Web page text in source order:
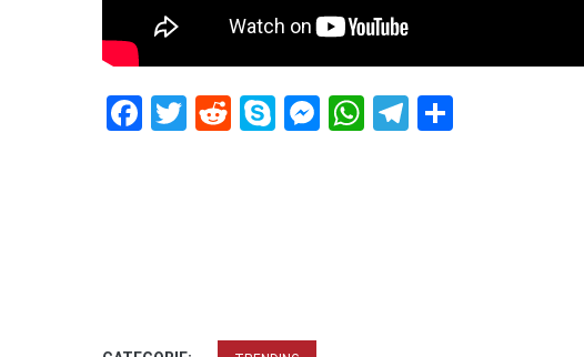
Facebook
Twitter
RedditSkypeMessenger
WhatsApp
Telegram